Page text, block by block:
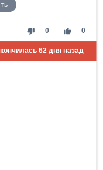
thumb_down 0 thumb_up 0
62дня назад